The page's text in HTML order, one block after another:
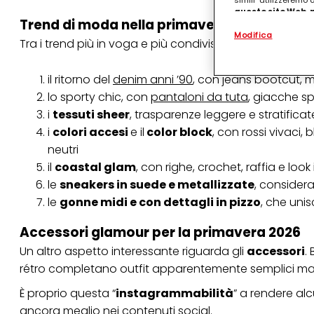
Trend di moda nella primavera 2026
Tra i trend più in voga e più condivisi sui social
il ritorno del denim anni ’90, con jeans bootcut,
lo sporty chic, con pantaloni da tuta, giacche
i tessuti sheer, trasparenze leggere e
i colori accesie il color block, con rossi vivaci,
neutri
il coastal glam, con righe, crochet, raffia e
le sneakers in suede e metallizzate,
le gonne midi e con dettagli in pizzo, che
Accessori glamour per la primavera 2026
Un altro aspetto interessante riguarda gli accessori.
rétro completano outfit apparentemente semplici
È proprio questa “instagrammabilità” a rendere
questo sito
.
(rispettivamente
terzi, conservare
identificati) su
misurare e
Puoi trovare
collegata nel piè di
periodo di
"modifica" di
Se fai clic su
tuoi dati personali
necessari per
Modifica